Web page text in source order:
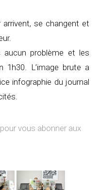
se changent et
problème et les
L’image brute a
infographie du journal
vous abonner aux